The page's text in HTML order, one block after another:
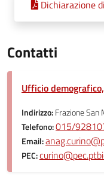
Dichiarazione
Contatti
Ufficio
Indirizzo:Frazione
Telefono:015/
Email:
PEC: